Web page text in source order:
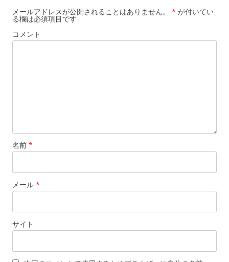
シ
ョ
ン
メールアドレスが公開されることはありません。 * が付いてい
る欄は必須項目です
コメント
名前 *
メール *
サイト